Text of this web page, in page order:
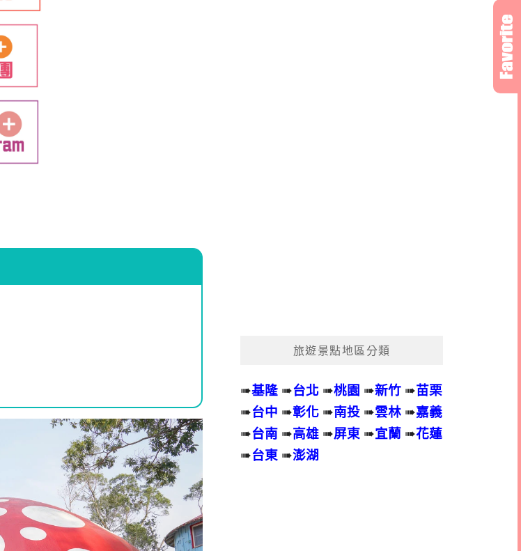
旅遊景點地區分類
➠基隆 ➠台北 ➠桃園 ➠新竹 ➠苗栗
➠台中 ➠彰化 ➠南投 ➠雲林 ➠嘉義
➠台南 ➠高雄 ➠屏東 ➠宜蘭 ➠花蓮
➠台東 ➠澎湖